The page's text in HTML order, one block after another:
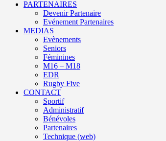
PARTENAIRES
Devenir Partenaire
Evénement Partenaires
MEDIAS
Evènements
Seniors
Féminines
M16 – M18
EDR
Rugby Five
CONTACT
Sportif
Administratif
Bénévoles
Partenaires
Technique (web)